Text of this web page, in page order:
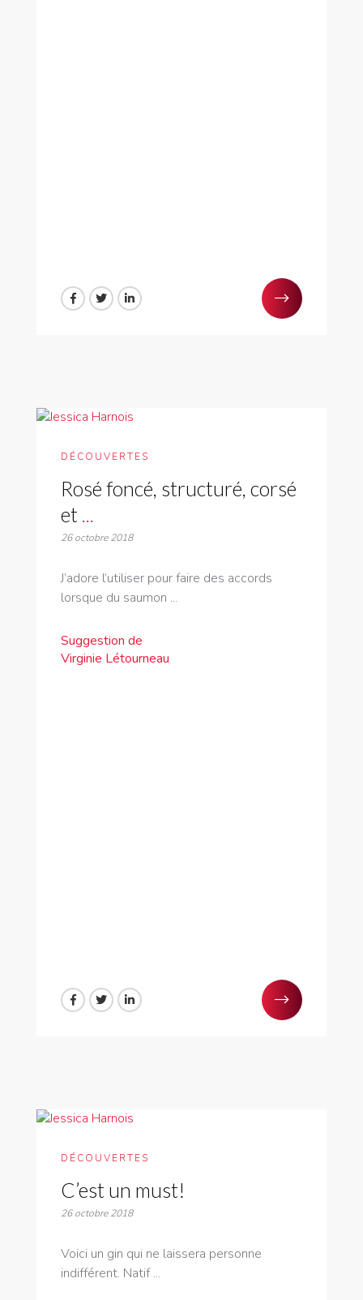
DÉCOUVERTES
Rosé foncé, structuré, corsé
et
26 octobre 2018
J’adore l’utiliser pour faire des accords
lorsque du saumon ...
Suggestion de
Virginie Létourneau
DÉCOUVERTES
C’est un must!
26 octobre 2018
Voici un gin qui ne laissera personne
indifférent. Natif ...